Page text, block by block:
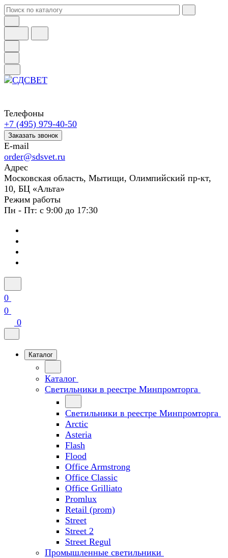
Телефоны
+7 (495) 979-40-50
Заказать звонок
E-mail
order@sdsvet.ru
Адрес
Московская область, Мытищи, Олимпийский пр-кт,
10, БЦ «Альта»
Режим работы
Пн - Пт: с 9:00 до 17:30
0
0
0
Каталог
Каталог
Светильники в реестре Минпромторга
Светильники в реестре Минпромторга
Arctic
Asteria
Flash
Flood
Office Armstrong
Office Classic
Office Grilliato
Promlux
Retail (prom)
Street
Street 2
Street Regul
Промышленные светильники